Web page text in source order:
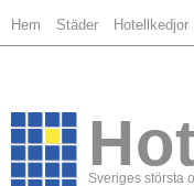
Hem Städer Hotellkedjor
Sveriges största